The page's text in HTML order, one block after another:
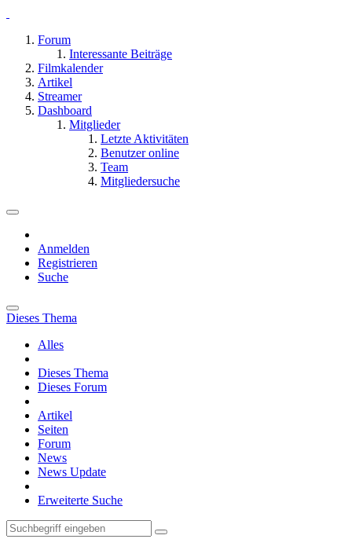
Forum
Interessante Beiträge
Filmkalender
Artikel
Streamer
Dashboard
Mitglieder
Letzte Aktivitäten
Benutzer online
Team
Mitgliedersuche
Anmelden
Registrieren
Suche
Dieses Thema
Alles
Dieses Thema
Dieses Forum
Artikel
Seiten
Forum
News
News Update
Erweiterte Suche